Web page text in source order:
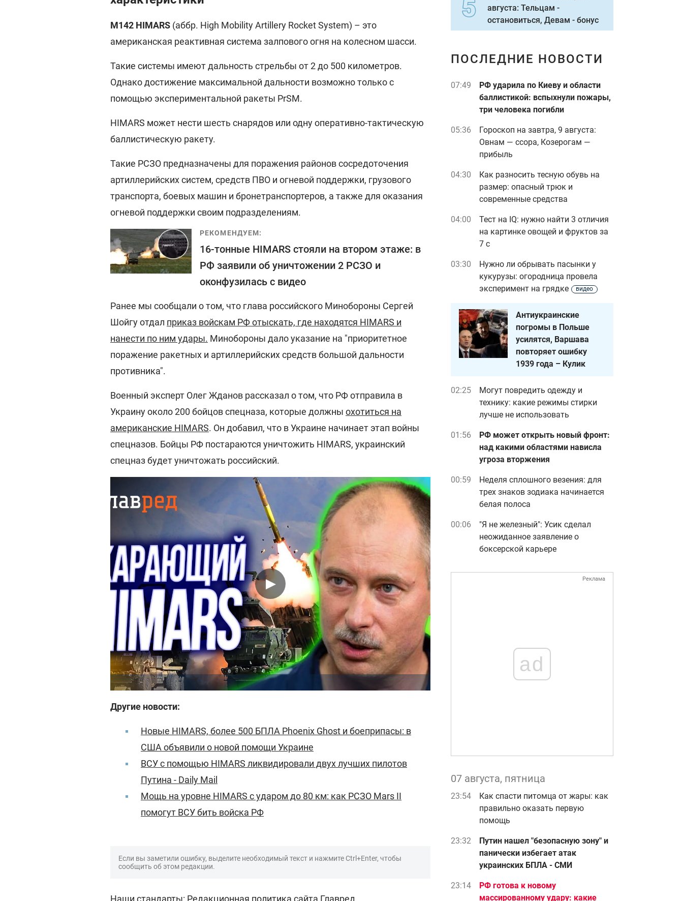
М142 HIMARS (аббр. High Mobility Artillery Rocket System) – это
американская реактивная система залпового огня на колесном шасси.
Такие системы имеют дальность стрельбы от 2 до 500 километров.
Однако достижение максимальной дальности возможно только с
помощью экспериментальной ракеты PrSM.
HIMARS может нести шесть снарядов или одну оперативно-тактическую
баллистическую ракету.
Такие РСЗО предназначены для поражения районов сосредоточения
артиллерийских систем, средств ПВО и огневой поддержки, грузового
транспорта, боевых машин и бронетранспортеров, а также для оказания
огневой поддержки своим подразделениям.
РЕКОМЕНДУЕМ:
16-тонные HIMARS стояли на втором этаже: в
РФ заявили об уничтожении 2 РСЗО и
оконфузилась с видео
Ранее мы сообщали о том, что глава российского Минобороны Сергей
Шойгу отдал приказ войскам РФ отыскать, где находятся HIMARS и
нанести по ним удары. Минобороны дало указание на "приоритетное
поражение ракетных и артиллерийских средств большой дальности
противника".
Военный эксперт Олег Жданов рассказал о том, что РФ отправила в
Украину около 200 бойцов спецназа, которые должны охотиться на
американские HIMARS. Он добавил, что в Украине начинает этап войны
спецназов. Бойцы РФ постараются уничтожить HIMARS, украинский
спецназ будет уничтожать российский.
Другие новости:
Новые HIMARS, более 500 БПЛА Phoenix Ghost и боеприпасы: в
США объявили о новой помощи Украине
ВСУ с помощью HIMARS ликвидировали двух лучших пилотов
Путина - Daily Mail
Мощь на уровне HIMARS с ударом до 80 км: как РСЗО Mars II
помогут ВСУ бить войска РФ
Если вы заметили ошибку, выделите необходимый текст и нажмите Ctrl+Enter, чтобы
сообщить об этом редакции.
Наши стандарты: Редакционная политика сайта Главред
августа: Тельцам -
остановиться, Девам - бонус
ПОСЛЕДНИЕ НОВОСТИ
07:49
РФ ударила по Киеву и области
баллистикой: вспыхнули пожары,
три человека погибли
05:36
Гороскоп на завтра, 9 августа:
Овнам — ссора, Козерогам —
прибыль
04:30
Как разносить тесную обувь на
размер: опасный трюк и
современные средства
04:00
Тест на IQ: нужно найти 3 отличия
на картинке овощей и фруктов за
7 с
03:30
Нужно ли обрывать пасынки у
кукурузы: огородница провела
эксперимент на грядке
видео
Антиукраинские
погромы в Польше
усилятся, Варшава
повторяет ошибку
1939 года – Кулик
02:25
Могут повредить одежду и
технику: какие режимы стирки
лучше не использовать
01:56
РФ может открыть новый фронт:
над какими областями нависла
угроза вторжения
00:59
Неделя сплошного везения: для
трех знаков зодиака начинается
белая полоса
00:06
"Я не железный": Усик сделал
неожиданное заявление о
боксерской карьере
Реклама
ad
07 августа, пятница
23:54
Как спасти питомца от жары: как
правильно оказать первую
помощь
23:32
Путин нашел "безопасную зону" и
панически избегает атак
украинских БПЛА - СМИ
23:14
РФ готова к новому
массированному удару: какие